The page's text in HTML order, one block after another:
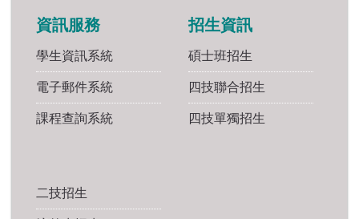
資訊服務
學生資訊系統
電子郵件系統
課程查詢系統
招生資訊
碩士班招生
四技聯合招生
四技單獨招生
二技招生